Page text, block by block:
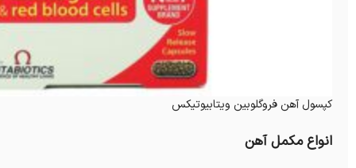
کپسول آهن فروگلوبین ویتابیوتیکس
انواع مکمل آهن